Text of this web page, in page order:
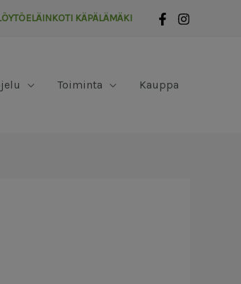
KÄPÄLÄMÄKI
Toiminta Kauppa